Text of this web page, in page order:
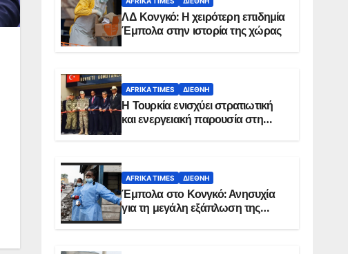
ΛΔ Κονγκό: Η χειρότερη επιδημία
Έμπολα στην ιστορία της χώρας
AFRIKA TIMES ΔΙΕΘΝΉ
Η Τουρκία ενισχύει στρατιωτική
και ενεργειακή παρουσία στη
AFRIKA TIMES ΔΙΕΘΝΉ
Έμπολα στο Κονγκό: Ανησυχία
για τη μεγάλη εξάπλωση της